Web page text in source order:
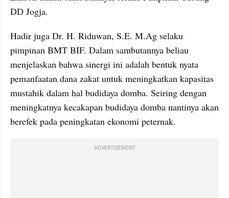
DD Jogja.
Hadir juga Dr. H. Riduwan, S.E. M.Ag selaku
pimpinan BMT BIF. Dalam sambutannya beliau
menjelaskan bahwa sinergi ini adalah bentuk nyata
pemanfaatan dana zakat untuk meningkatkan kapasitas
mustahik dalam hal budidaya domba. Seiring dengan
meningkatnya kecakapan budidaya domba nantinya akan
berefek pada peningkatan ekonomi peternak.
ADVERTISEMENT